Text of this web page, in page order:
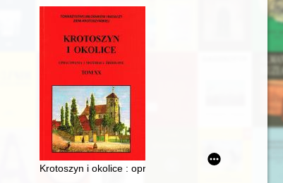
i Zofii Solarzów = People’s universities of Ignacy and
Krotoszyn i okolice : opracowania i materiały